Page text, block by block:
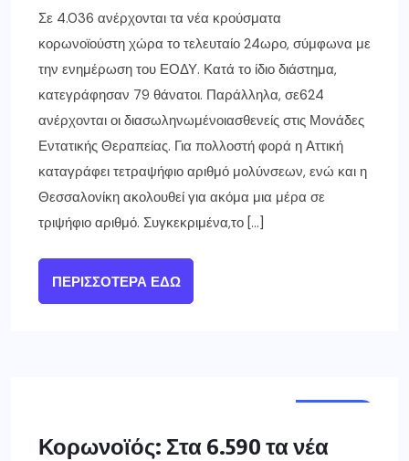
Σε 4.036 ανέρχονται τα νέα κρούσματα
κορωνοϊούστη χώρα το τελευταίο 24ωρο, σύμφωνα με
την ενημέρωση του ΕΟΔΥ. Κατά το ίδιο διάστημα,
κατεγράφησαν 79 θάνατοι. Παράλληλα, σε624
ανέρχονται οι διασωληνωμένοιασθενείς στις Μονάδες
Εντατικής Θεραπείας. Για πολλοστή φορά η Αττική
καταγράφει τετραψήφιο αριθμό μολύνσεων, ενώ και η
Θεσσαλονίκη ακολουθεί για ακόμα μια μέρα σε
τριψήφιο αριθμό. Συγκεκριμένα,το […]
ΠΕΡΙΣΣΌΤΕΡΑ ΕΔΏ
Κορωνοϊός: Στα 6.590 τα νέα